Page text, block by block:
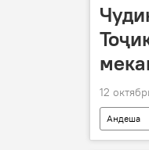
12
Андеша